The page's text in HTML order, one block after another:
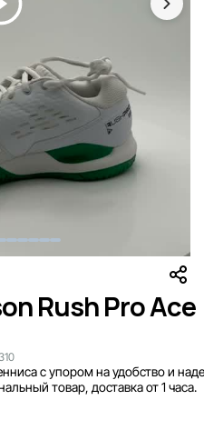
Rush Pro Ace
с упором на удобство и
товар, доставка от 1 часа.